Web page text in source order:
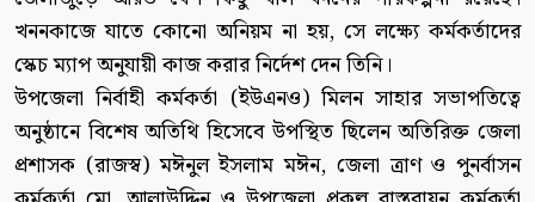
খননকাজে যাতে কোনো অনিয়ম না হয়, সে লক্ষ্যে কর্মকর্তাদের
স্কেচ ম্যাপ অনুযায়ী কাজ করার নির্দেশ দেন তিনি।
উপজেলা নির্বাহী কর্মকর্তা (ইউএনও) মিলন সাহার সভাপতিত্বে
অনুষ্ঠানে বিশেষ অতিথি হিসেবে উপস্থিত ছিলেন অতিরিক্ত জেলা
প্রশাসক (রাজস্ব) মঈনুল ইসলাম মঈন, জেলা ত্রাণ ও পুনর্বাসন